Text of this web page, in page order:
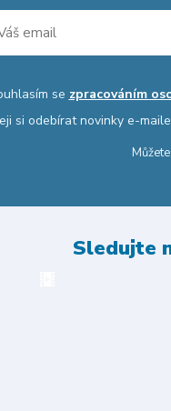
se zpracováním
si odebírat novinky e-
Sledujte